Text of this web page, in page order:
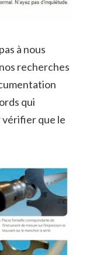
à nous
recherches
qui
vérifier que le